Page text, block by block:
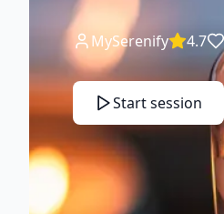
MySerenify 4.7
Start session